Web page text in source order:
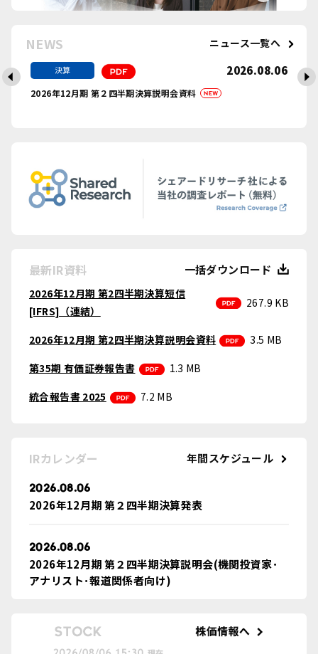
NEWS ニュース一覧へ
決算 2026.08.06
2026年12月期 第２四半期決算説明会資料 NEW
最新IR資料 一括ダウンロード
2026年12月期 第2四半期決算短信
[IFRS]（連結）
PDF
267.9 KB
2026年12月期 第2四半期決算説明会資料 PDF
3.5 MB
第35期 有価証券報告書
PDF
1.3 MB
統合報告書 2025
PDF
7.2 MB
IRカレンダー 年間スケジュール
2026.08.06
2026年12月期 第２四半期決算発表
2026.08.06
2026年12月期 第２四半期決算説明会(機関投資家･
アナリスト･報道関係者向け)